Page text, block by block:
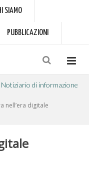
SIAMO
PUBBLICAZIONI
Notiziario di informazione
nell’era digitale